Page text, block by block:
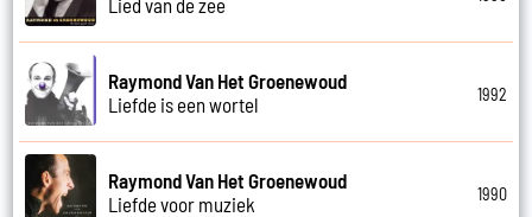
Raymond Van Het Groenewoud
Liefde is een wortel
1992
Raymond Van Het Groenewoud
Liefde voor muziek
1990